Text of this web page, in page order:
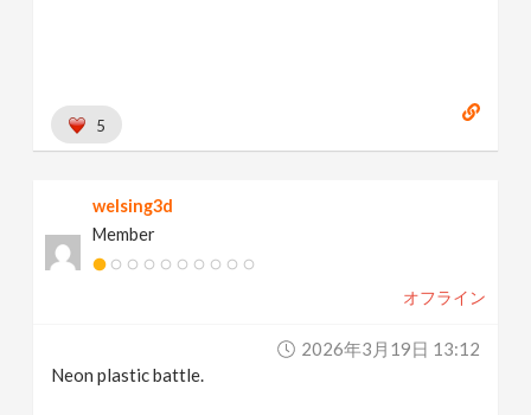
5
welsing3d
Member
オフライン
2026年3月19日 13:12
Neon plastic battle.